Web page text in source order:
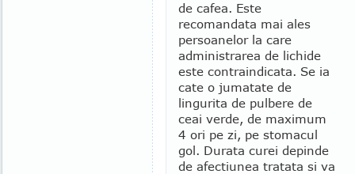
de cafea. Este
recomandata mai ales
persoanelor la care
administrarea de lichide
este contraindicata. Se ia
cate o jumatate de
lingurita de pulbere de
ceai verde, de maximum
4 ori pe zi, pe stomacul
gol. Durata curei depinde
de afectiunea tratata si va